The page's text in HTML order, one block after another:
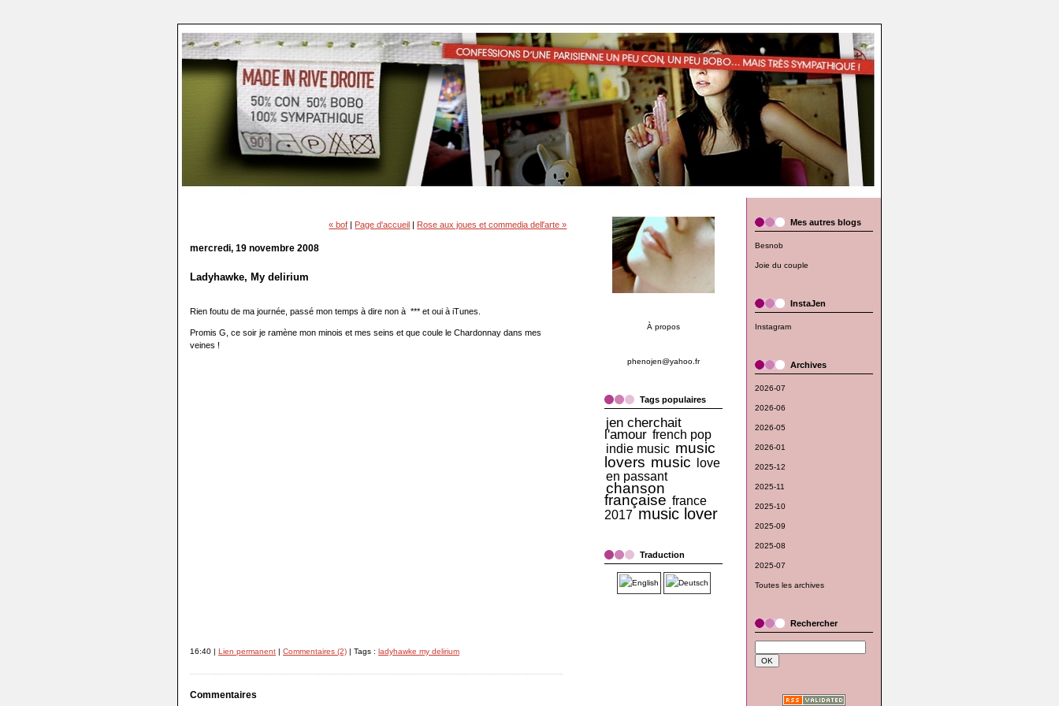
« bof | Page d'accueil | Rose aux joues et commedia dell'arte »
mercredi, 19 novembre 2008
Ladyhawke, My delirium
Rien foutu de ma journée, passé mon temps à dire non à *** et oui à iTunes.
Promis G, ce soir je ramène mon minois et mes seins et que coule le Chardonnay dans mes
veines !
16:40 | Lien permanent | Commentaires (2) | Tags : ladyhawke my delirium
Commentaires
À propos
phenojen@yahoo.fr
Tags populaires
jen cherchait
l'amour french pop
indie music music
lovers music
love
en passant
chanson
française france
2017 music lover
Traduction
Mes autres blogs
Besnob
Joie du couple
InstaJen
Instagram
Archives
2026-07
2026-06
2026-05
2026-01
2025-12
2025-11
2025-10
2025-09
2025-08
2025-07
Toutes les archives
Rechercher